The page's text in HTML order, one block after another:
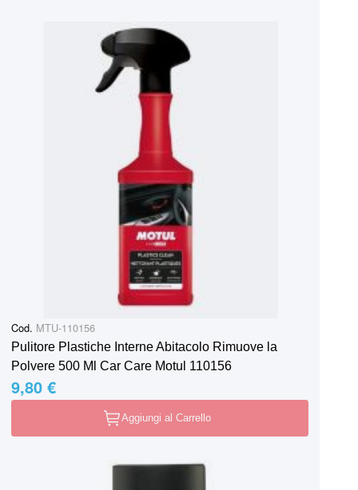
Cod. MTU-110156
Pulitore Plastiche Interne Abitacolo Rimuove la
Polvere 500 Ml Car Care Motul 110156
9,80 €
Aggiungi al Carrello